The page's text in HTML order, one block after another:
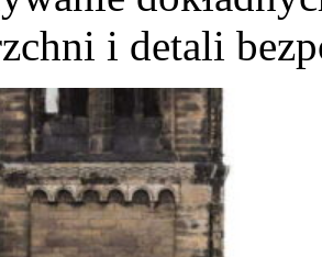
i detali